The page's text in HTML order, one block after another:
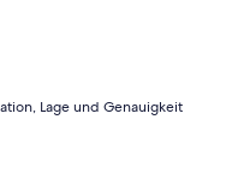
Lage und Genauigkeit